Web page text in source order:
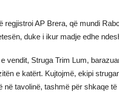
regjistroi AP Brera, që mundi
duke i ikur madje edhe
vendit, Struga Trim Lum,
e katërt. Kujtojmë, ekipi
në tavolinë, tashmë për shkaqe